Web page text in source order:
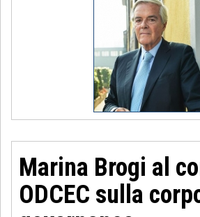
Marina Brogi al
ODCEC sulla